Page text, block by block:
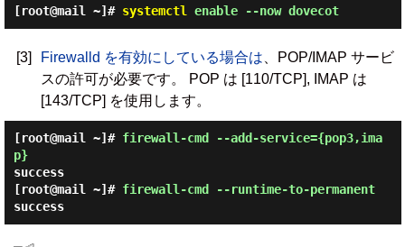
[root@mail ~]# systemctl enable --now dovecot
[3] Firewalld を有効にしている場合は 、POP/IMAP サービ
スの許可が必要です。 POP は [110/TCP], IMAP は
[143/TCP] を使用します。
[root@mail ~]# firewall-cmd --add-service={pop3,ima
p}
success
[root@mail ~]# firewall-cmd --runtime-to-permanent
success